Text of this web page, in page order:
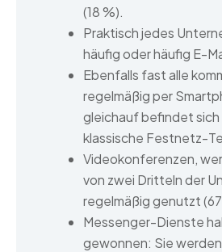
(18 %).
Praktisch jedes
häufig oder häufig E-
Ebenfalls fast alle
regelmäßig per
gleichauf befindet sich
klassische Festnetz-
Videokonferenzen,
von zwei Dritteln der
regelmäßig genutzt
Messenger-Dienste
gewonnen: Sie